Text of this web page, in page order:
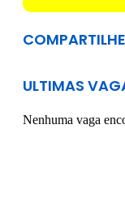
ULTIMAS
Nenhuma vaga